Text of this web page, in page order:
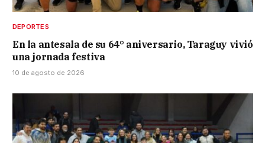
DEPORTES
En la antesala de su 64° aniversario, Taraguy vivió
una jornada festiva
10 de agosto de 2026